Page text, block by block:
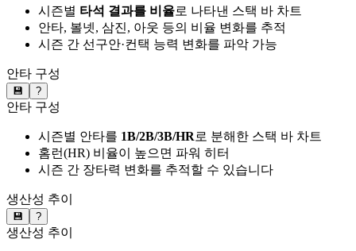
시즌별 타석 결과를 비율로 나타낸 스택 바 차트
안타, 볼넷, 삼진, 아웃 등의 비율 변화를 추적
시즌 간 선구안·컨택 능력 변화를 파악 가능
안타 구성
💾 ?
안타 구성
시즌별 안타를 1B/2B/3B/HR로 분해한 스택 바 차트
홈런(HR) 비율이 높으면 파워 히터
시즌 간 장타력 변화를 추적할 수 있습니다
생산성 추이
💾 ?
생산성 추이